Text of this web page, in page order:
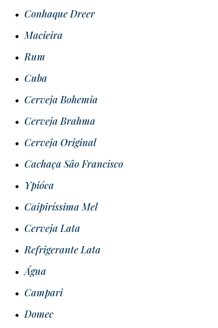
Conhaque Dreer
Macieira
Rum
Cuba
Cerveja Bohemia
Cerveja Brahma
Cerveja Original
Cachaça São Francisco
Ypióca
Caipiríssima Mel
Cerveja Lata
Refrigerante Lata
Água
Campari
Domec